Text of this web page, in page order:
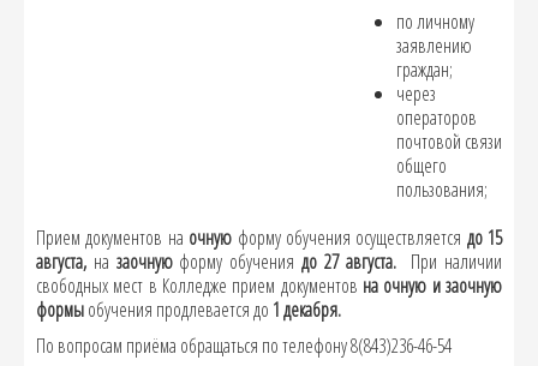
по личному
заявлению
граждан;
через
операторов
почтовой связи
общего
пользования;
Прием документов на очную форму обучения осуществляется до 15
августа, на заочнуюформу обучениядо 27 августа. При наличии
свободных мест в Колледже прием документов на очную и заочную
формыобучения продлевается до 1 декабря.
По вопросам приёма обращаться по телефону 8(843)236-46-54